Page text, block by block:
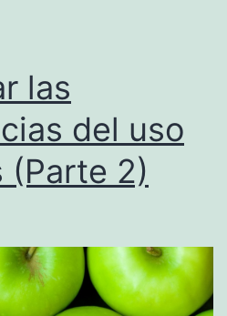
las
del uso
(Parte 2)